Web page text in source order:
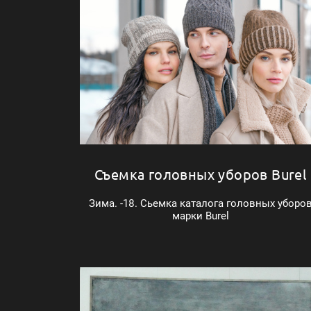
Съемка головных уборов Burel
Зима. -18. Сьемка каталога головных
марки Burel